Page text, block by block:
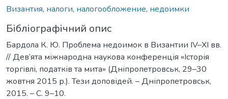
Византия, налоги, налогообложение, недоимки
Бібліографічний опис
Бардола К. Ю. Проблема недоимок в Византии IV–XI вв.
// Дев’ята міжнародна наукова конференція «Історія
торгівлі, податків та мита» (Дніпропетровськ, 29–30
жовтня 2015 р.). Тези доповідей. – Дніпропетровськ,
2015. – С. 9–10.